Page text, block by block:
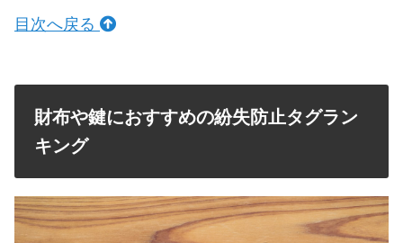
目次へ戻る
財布や鍵におすすめの紛失防止タグラン
キング